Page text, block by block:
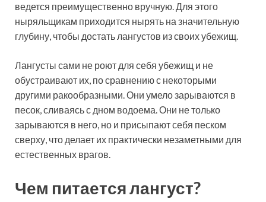
ведется преимущественно вручную. Для этого
ныряльщикам приходится нырять на значительную
глубину, чтобы достать лангустов из своих убежищ.
Лангусты сами не роют для себя убежищ и не
обустраивают их, по сравнению с некоторыми
другими ракообразными. Они умело зарываются в
песок, сливаясь с дном водоема. Они не только
зарываются в него, но и присыпают себя песком
сверху, что делает их практически незаметными для
естественных врагов.
Чем питается лангуст?